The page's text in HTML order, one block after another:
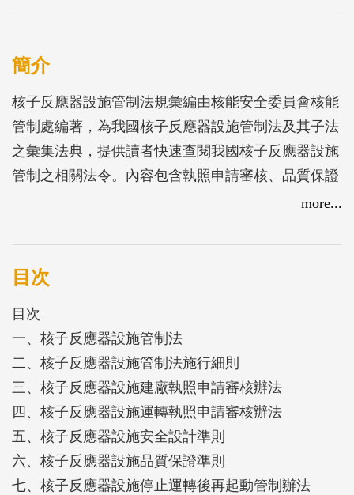
簡介
核子反應器設施管制法規彙編由核能安全委員會核能
管制處編著，為我國核子反應器設施管制法及其子法
之彙集法典，提供讀者快速查閱我國核子反應器設施
管制之相關法令。內容包含執照申請審核、品質保證
聯合國大會第九屆常會審議美國政府所提「國際合作
發展原子能和平用途」，嗣後外交部於民國四十三年
原子能會議，教育部爰陳奉行政院發布設立「行政院
原子能委員會」(以下簡稱原能會)，民國五十七年五
月九日，總統令頒「原子能法」明定設置原子能委員
會，原能會成為依法設置之中央二級部會，下設核能
研究所、放射性物料管理局及輻射偵測中心三個所屬
機關，執掌原子能和平運用所涉及原子能科技發展及
安全監理工作。(原子能委員會沿革如下附)
more...
目次
目次
一、核子反應器設施管制法
二、核子反應器設施管制法施行細則
三、核子反應器設施建廠執照申請審核辦法
四、核子反應器設施運轉執照申請審核辦法
五、核子反應器設施安全設計準則
六、核子反應器設施品質保證準則
七、核子反應器設施停止運轉後再起動管制辦法